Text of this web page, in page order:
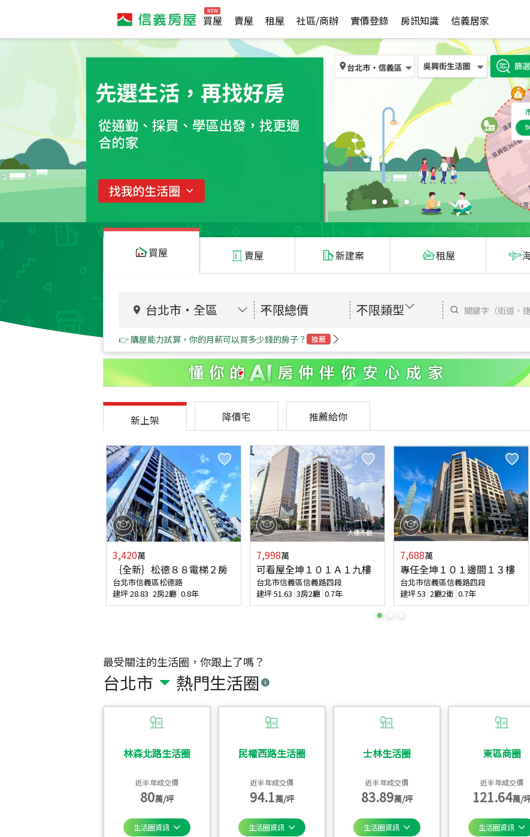
買屋 賣屋 租屋 社區/商辦 實價登錄 房訊知識 信義居家
買屋 賣屋 新建案 租屋
台北市 ・ 全區 不限總價 不限類型
👉 購屋能力試算，你的月薪可以買多少錢的房子？ 推薦
最受關注的生活圈，你跟上了嗎？
台北市 熱門生活圈
林森北路生活圈
近半年成交價
80萬/坪
生活圈資訊
民權西路生活圈
近半年成交價
94.1萬/坪
生活圈資訊
士林生活圈
近半年成交價
83.89萬/坪
生活圈資訊
東區商圈
近半年成交價
121.64萬/
生活圈資訊
新上架 降價宅 推薦給你
3,420萬
｛全新｝松德８８電梯２房
台北市信義區松德路
建坪28.83 2房2廳 0.8年
7,998萬
可看屋全坤１０１Ａ１九樓
台北市信義區信義路四段
建坪51.63 3房2廳 0.7年
7,688萬
專任全坤１０１邊間１３樓
台北市信義區信義路四段
建坪53 2廳2衛 0.7年